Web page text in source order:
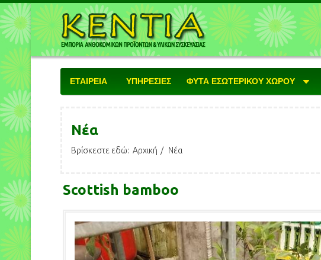
ΕΤΑΙΡΕΙΑ ΥΠΗΡΕΣΙΕΣ ΦΥΤΑ ΕΣΩΤΕΡΙΚΟΥ ΧΩΡΟΥ
Νέα
Βρίσκεστε εδώ: Αρχική Νέα
Scottish bamboo